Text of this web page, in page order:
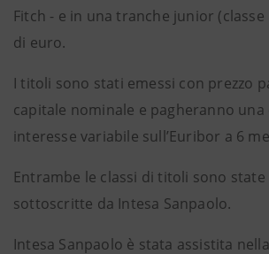
Fitch - e in una tranche junior
di euro.
I titoli sono stati emessi con prezzo
capitale nominale e pagheranno una
interesse variabile sull’Euribor a 6
Entrambe le classi di titoli sono
sottoscritte da Intesa Sanpaolo.
Intesa Sanpaolo è stata assistita